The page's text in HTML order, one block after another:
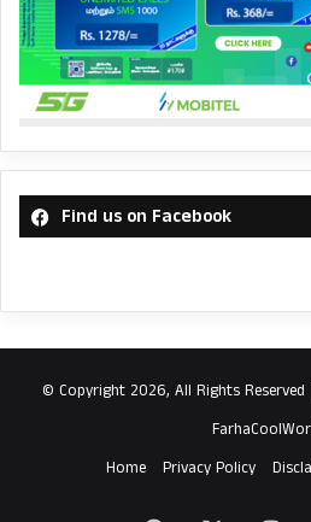
Find us on Facebook
© Copyright 2026, All Rights
Home
Privacy Policy